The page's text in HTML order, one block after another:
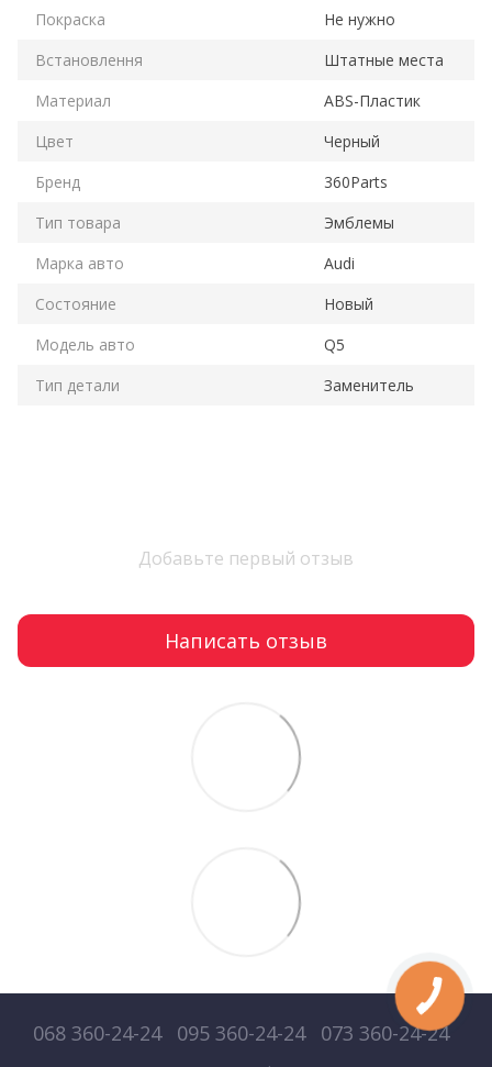
Покраска
Не нужно
Встановлення
Штатные места
Материал
ABS-Пластик
Цвет
Черный
Бренд
360Parts
Тип товара
Эмблемы
Марка авто
Audi
Состояние
Новый
Модель авто
Q5
Тип детали
Заменитель
Добавьте первый отзыв
Написать отзыв
068 360-24-24 095 360-24-24 073 360-24-24